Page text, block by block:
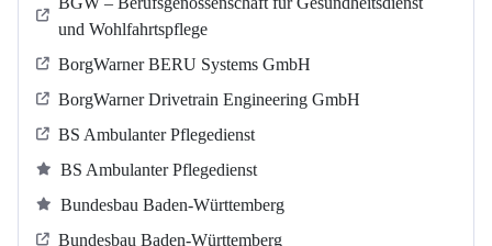
und Wohlfahrtspflege
BorgWarner BERU Systems GmbH
BorgWarner Drivetrain Engineering GmbH
BS Ambulanter Pflegedienst
BS Ambulanter Pflegedienst
Bundesbau Baden-Württemberg
Bundesbau Baden-Württemberg